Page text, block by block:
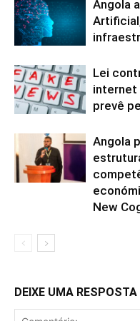
Angola
Lei
internet
prevê
Angola
New
DEIXE UMA RESPOSTA